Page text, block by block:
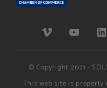
© Copyright 2021 -
This web site is property